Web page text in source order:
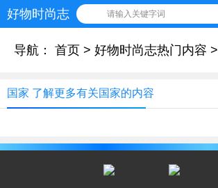
好物时尚志 请输入关键字词
导航： 首页 > 好物时尚志热门内容 >
国家 了解更多有关国家的内容